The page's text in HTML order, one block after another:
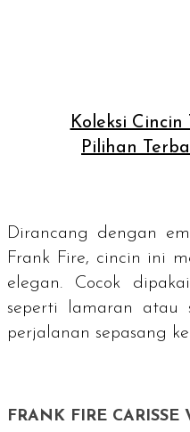
Koleksi
Pilihan
Dirancang dengan
Frank Fire, cincin ini
elegan. Cocok
seperti lamaran atau
perjalanan sepasang
FRANK FIRE